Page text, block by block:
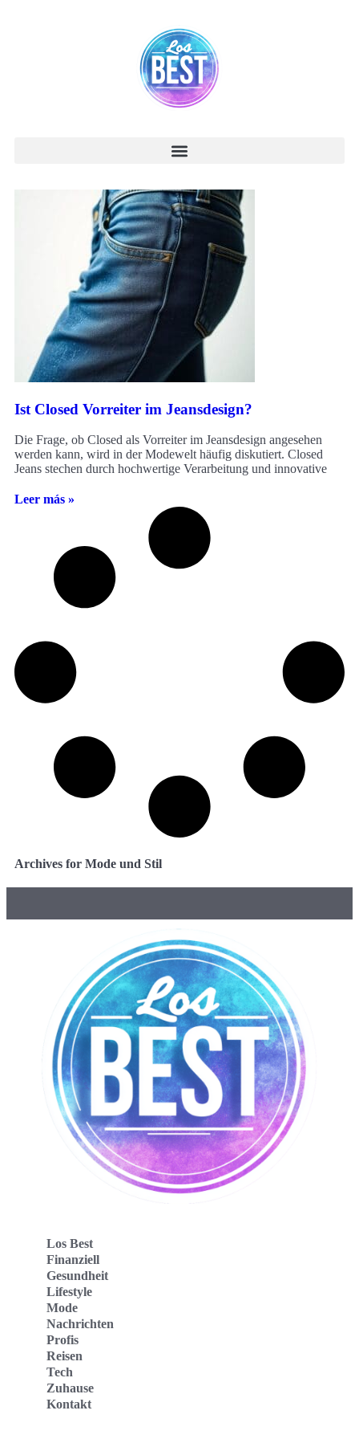
Ist Closed Vorreiter im Jeansdesign?
Die Frage, ob Closed als Vorreiter im Jeansdesign angesehen
werden kann, wird in der Modewelt häufig diskutiert. Closed
Jeans stechen durch hochwertige Verarbeitung und innovative
Leer más »
Archives for Mode und Stil
Los Best
Finanziell
Gesundheit
Lifestyle
Mode
Nachrichten
Profis
Reisen
Tech
Zuhause
Kontakt